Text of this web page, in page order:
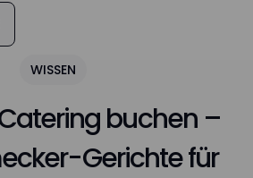
WISSEN
buchen –
Gerichte für